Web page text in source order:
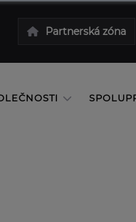
Partnerská zóna